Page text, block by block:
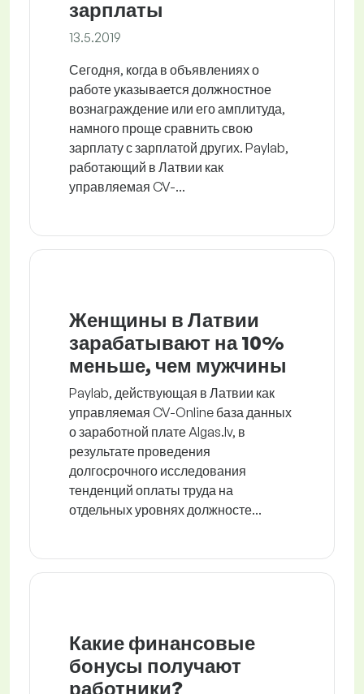
зарплаты
13.5.2019
Сегодня, когда в объявлениях о
работе указывается должностное
вознаграждение или его амплитуда,
намного проще сравнить свою
зарплату с зарплатой других. Paylab,
работающий в Латвии как
управляемая CV-...
Женщины в Латвии
зарабатывают на 10%
меньше, чем мужчины
Paylab, действующая в Латвии как
управляемая CV-Online база данных
о заработной плате Algas.lv, в
результате проведения
долгосрочного исследования
тенденций оплаты труда на
отдельных уровнях должносте...
Какие финансовые
бонусы получают
работники?